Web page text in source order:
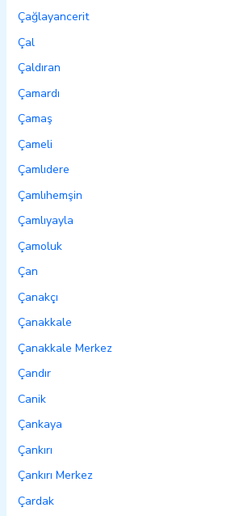
Çağlayancerit
Çal
Çaldıran
Çamardı
Çamaş
Çameli
Çamlıdere
Çamlıhemşin
Çamlıyayla
Çamoluk
Çan
Çanakçı
Çanakkale
Çanakkale Merkez
Çandır
Canik
Çankaya
Çankırı
Çankırı Merkez
Çardak